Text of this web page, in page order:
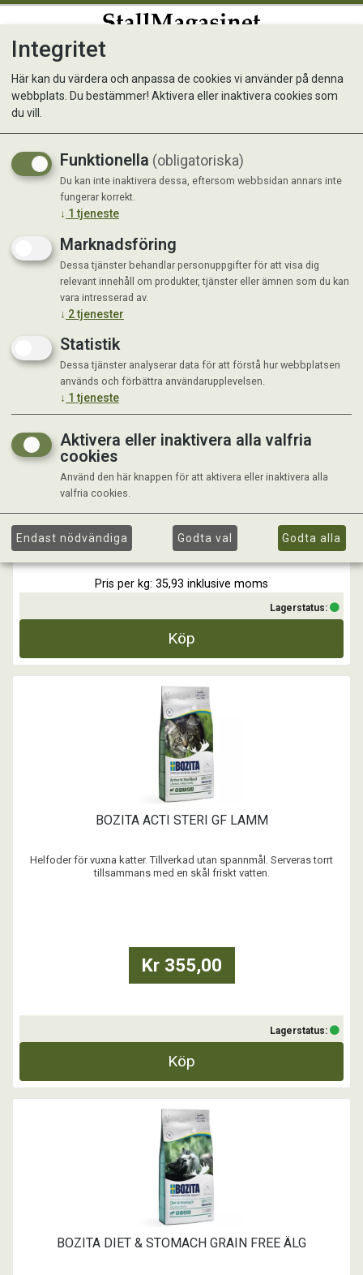
Visar 68 produkter
BÄSTIS KATT OXKÖTT 15 KG
BÄSTIS OXKÖTT är ett mycket omtyckt och smakligt helfoder till
katter av alla raser och i alla åldrar. Tillverkad på väl valda
högkvalitativa råvaror och med en väl avvägd balans mellan protein,
fett, vitaminer och mineralämnen.
Ett komplett foder i spröda bitar som innehåller alla viktiga dagliga
Kr 539,00
Pris per kg: 35,93 inklusive moms
Lagerstatus:
Köp
BOZITA ACTI STERI GF LAMM
Helfoder för vuxna katter. Tillverkad utan spannmål. Serveras torrt
tillsammans med en skål friskt vatten.
- Naturliga betaglukaner från jäst med hälsofrämjande egenska ...
Kr 355,00
Lagerstatus:
Köp
BOZITA DIET & STOMACH GRAIN FREE ÄLG
Integritet
Här kan du värdera och anpassa de cookies vi använder på denna
webbplats. Du bestämmer! Aktivera eller inaktivera cookies som
du vill.
Funktionella (obligatoriska)
Du kan inte inaktivera dessa, eftersom webbsidan annars inte
fungerar korrekt.
↓ 1 tjeneste
Marknadsföring
Dessa tjänster behandlar personuppgifter för att visa dig
relevant innehåll om produkter, tjänster eller ämnen som du kan
vara intresserad av.
↓ 2tjenester
Statistik
Dessa tjänster analyserar data för att förstå hur webbplatsen
används och förbättra användarupplevelsen.
↓ 1 tjeneste
Aktivera eller inaktivera alla valfria
cookies
Använd den här knappen för att aktivera eller inaktivera alla
valfria cookies.
Endast nödvändiga Godta val Godta alla